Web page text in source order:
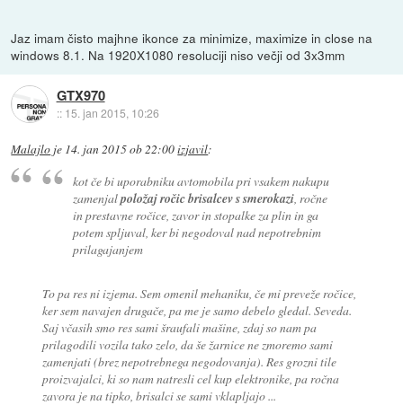
Jaz imam čisto majhne ikonce za minimize, maximize in close na
windows 8.1. Na 1920X1080 resoluciji niso večji od 3x3mm
GTX970
:: 15. jan 2015, 10:26
Malajlo je 14. jan 2015 ob 22:00izjavil:
kot če bi uporabniku avtomobila pri vsakem nakupu
zamenjalpoložaj ročic brisalcev s smerokazi, ročne
in prestavne ročice, zavor in stopalke za plin in ga
potem spljuval, ker bi negodoval nad nepotrebnim
prilagajanjem
To pa res ni izjema. Sem omenil mehaniku, če mi preveže ročice,
ker sem navajen drugače, pa me je samo debelo gledal. Seveda.
Saj včasih smo res sami šraufali mašine, zdaj so nam pa
prilagodili vozila tako zelo, da še žarnice ne zmoremo sami
zamenjati (brez nepotrebnega negodovanja). Res grozni tile
proizvajalci, ki so nam natresli cel kup elektronike, pa ročna
zavora je na tipko, brisalci se sami vklapljajo ...